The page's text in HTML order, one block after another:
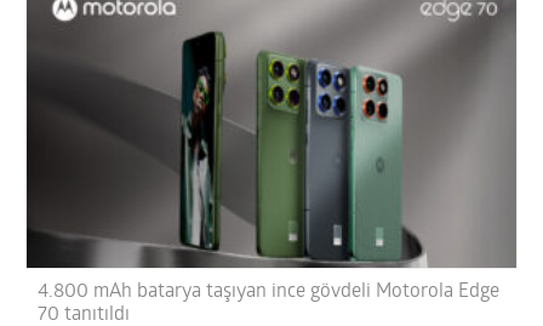
4.800 mAh batarya taşıyan ince gövdeli Motorola Edge
70 tanıtıldı